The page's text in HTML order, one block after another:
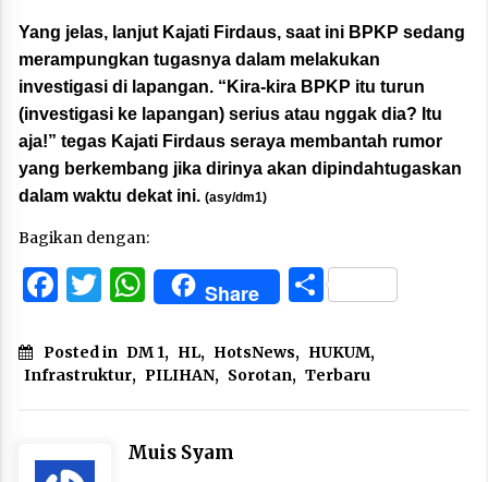
Yang jelas, lanjut Kajati Firdaus, saat ini BPKP sedang
merampungkan tugasnya dalam melakukan
investigasi di lapangan. “Kira-kira BPKP itu turun
(investigasi ke lapangan) serius atau nggak dia? Itu
aja!” tegas Kajati Firdaus seraya membantah rumor
yang berkembang jika dirinya akan dipindahtugaskan
dalam waktu dekat ini. (asy/dm1)
Bagikan dengan:
Facebook
Twitter
WhatsApp
Share Share
Posted in DM 1, HL, HotsNews, HUKUM,
Infrastruktur, PILIHAN, Sorotan, Terbaru
Muis Syam